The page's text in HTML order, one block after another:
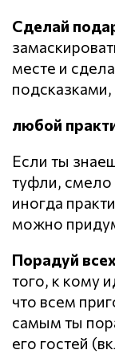
Сделай
месте и
любой
Если ты
туфли, смело
иногда
можно
Порадуй
того, к кому
что всем
самым ты
его гостей